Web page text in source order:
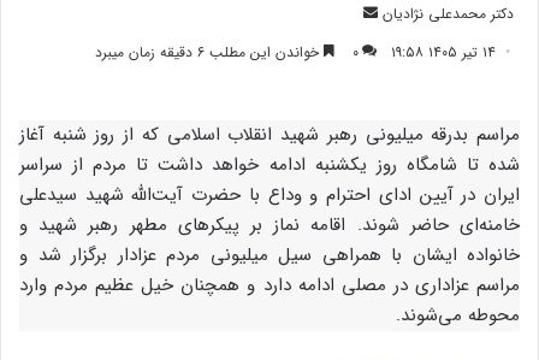
دکتر محمدعلی نژادیان
ارسال
ایمیل
۱۴ تیر ۱۴۰۵ ۱۹:۵۸ ۰ خواندن این مطلب ۶ دقیقه زمان میبرد
مراسم بدرقه میلیونی رهبر شهید انقلاب اسلامی که از روز شنبه آغاز
شده تا شامگاه روز یکشنبه ادامه خواهد داشت تا مردم از سراسر
ایران در آیین ادای احترام و وداع با حضرت آیت‌الله شهید سیدعلی
خامنه‌ای حاضر شوند. اقامه نماز بر پیکرهای مطهر رهبر شهید و
خانواده ایشان با همراهی سیل میلیونی مردم عزادار برگزار شد و
مراسم عزاداری در مصلی ادامه دارد و همچنان خیل عظیم مردم وارد
محوطه می‌شوند.